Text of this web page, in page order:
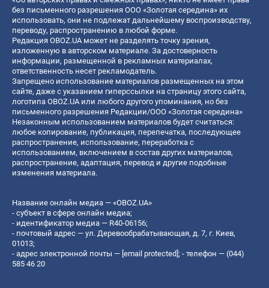
без письменного разрешения ООО «Золотая середина» их
использовать, они не подлежат дальнейшему воспроизводству,
переводу, распространению в любой форме.
Редакция OBOZ.UA может не разделять точку зрения,
изложенную в авторском материале. За достоверность
информации, размещенной в рекламных материалах,
ответственность несет рекламодатель.
Запрещено использование материалов размещенных на этом
сайте, даже с указанием гиперссылки на страницу этого сайта,
логотипа OBOZ.UA или любого другого упоминания, но без
письменного разрешения Редакции/ООО «Золотая середина»
Незаконным использованием материалов будет считаться:
любое копирование, публикация, перепечатка, последующее
распространение, использование, переработка с
использованием, включением в состав других материалов,
распространение, адаптация, перевод и другие подобные
изменения материала.
Название онлайн медиа — «OBOZ.UA»
- субъект в сфере онлайн медиа;
- идентификатор медиа — R40-06156;
- почтовый адрес — ул. Деревообрабатывающая, д. 7, г. Киев,
01013;
- адрес электронной почты — [email protected]; - телефон — (044)
585 46 20